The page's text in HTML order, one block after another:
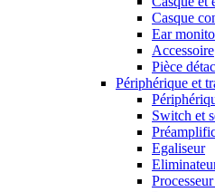
Casque
Ear
Accessoire
Pièce
Périphérique et
Switch et
Egaliseur